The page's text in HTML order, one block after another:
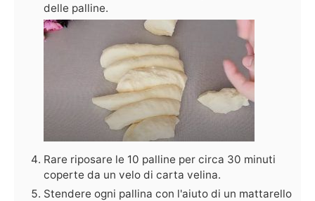
delle palline.
Rare riposare le 10 palline per circa 30 minuti
coperte da un velo di carta velina.
Stendere ogni pallina con l'aiuto di un mattarello